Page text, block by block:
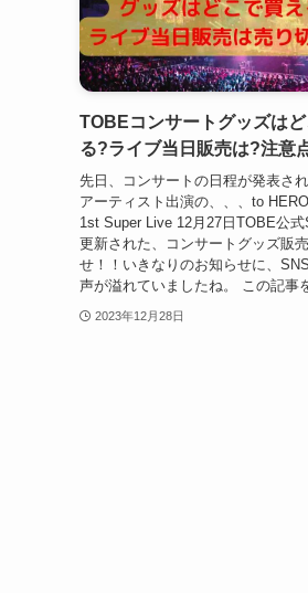
TOBEコンサートグッズはど
る?ライブ当日販売は?注意
先日、コンサートの日程が発表さ
アーティスト出演の、、、to
1st Super Live 12月27日TOBE公
更新された、コンサートグッズ販
せ！！いきなりのお知らせに、
声が溢れていましたね。 この記事
2023年12月28日